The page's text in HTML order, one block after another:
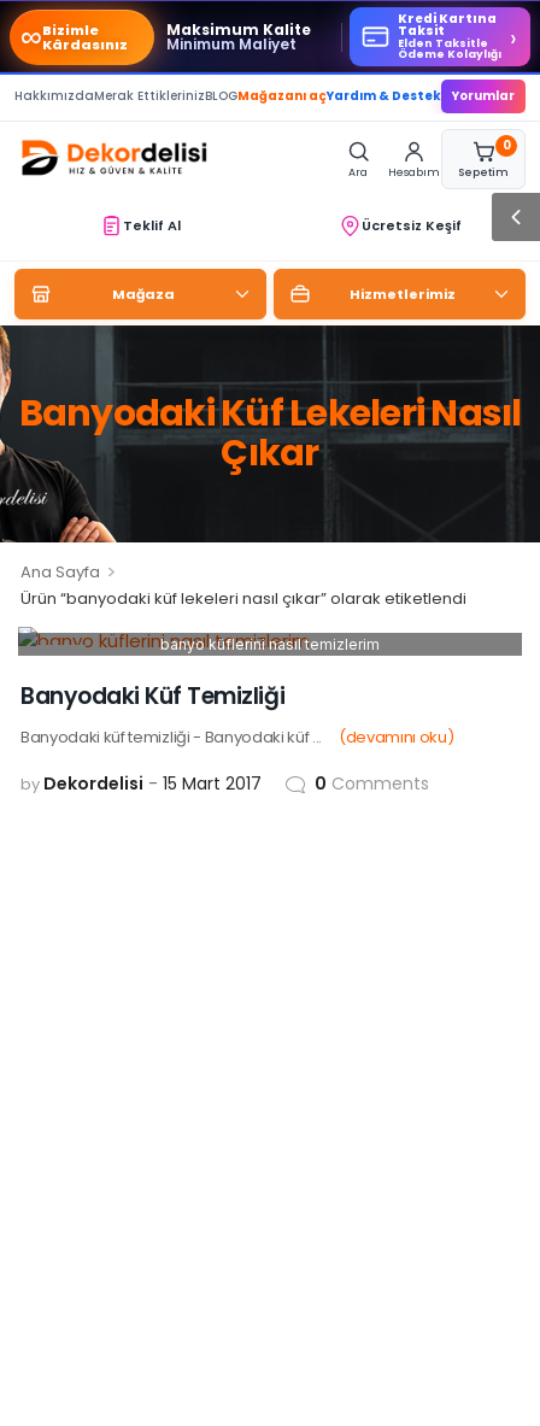
∞Bizimle
Kârdasınız
Maksimum Kalite
Minimum Maliyet
Kredi Kartına
Taksit
Elden Taksitle
Ödeme Kolaylığı
›
HakkımızdaMerak EttiklerinizBLOGMağazanı açYardım & Destek Yorumlar
Ara Hesabım
0
Sepetim
Teklif Al Ücretsiz Keşif
Mağaza Hizmetlerimiz
Banyodaki Küf Lekeleri Nasıl
Çıkar
Ana Sayfa >
Ürün “banyodaki küf lekeleri nasıl çıkar” olarak etiketlendi
15
banyo küflerini nasıl temizlerim
Banyodaki Küf Temizliği
Banyodaki küf temizliği - Banyodaki küf ... (devamını oku)
by Dekordelisi 15 Mart 2017 0 Comments